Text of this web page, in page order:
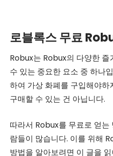
로블록스 무료
Robux는 Robux의 다양한 즐
수 있는 중요한 요소 중 하나
하여 가상 화폐를 구입해야
구매할 수 있는 건 아닙니다.
따라서 Robux를 무료로 얻
람들이 많습니다. 이를 위해
방법을 알아보려면 이 글을